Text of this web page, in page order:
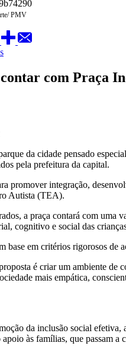
PMV
com Praça
da cidade pensado
pela prefeitura da capital.
promover integração,
Autista (TEA).
a praça contará com uma
cognitivo e social das
base em critérios rigorosos
é criar um ambiente
mais empática,
da inclusão social
às famílias, que passam a